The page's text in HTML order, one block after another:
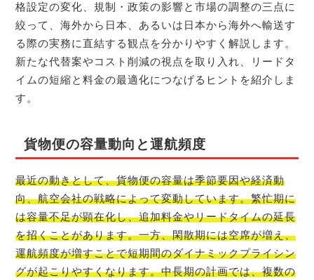
格設定の変化、規制・政策の影響と市場の調整の三点に
絞って、海外から日本、あるいは日本から海外へ輸送す
る際の実務に直結する観点を分かりやすく解説します。
新たな代替案やコスト削減の視点を取り入れ、リードタ
イムの短縮と料金の最適化につなげるヒントを紹介しま
す。
貨物便の容量動向と運航頻度
最近の動きとして、貨物便の容量は季節要因や経済動
向、航空会社の戦略によって変動しています。繁忙期に
は容量不足が顕在化し、追加料金やリードタイムの延長
を招くことがあります。一方、閑散期には空席が増え、
運航頻度が増すことで短期間のダイナミックプライシン
グが起こりやすくなります。中長期の計画では、複数の